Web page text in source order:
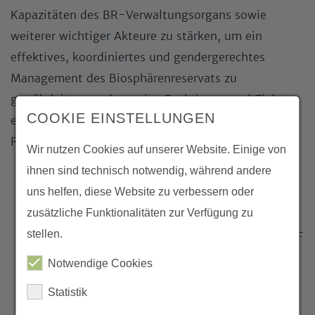
Kapazitäten des BR-Verwaltungsorgans sowie
weiterer wichtiger Akteure zu stärken, um ein
effektives, koordiniertes und gendergerechtes
Management des Biosphärenreservats zu
gewährleisten und so seine Funktionen und Ziele zu
erfüllen, die zur nachhaltigen Entwicklung der
Region beitragen.
Im Rahmen des Projekts wurden bedeutende
konkrete Ergebnisse erzielt:
Entwicklung und Durchführung eines
umfassenden Schulungskonzepts durch die MSF
mit Fachworkshops für lokale Akteur*innen zur
Managementstrukturen
COOKIE EINSTELLUNGEN
Wir nutzen Cookies auf unserer Website. Einige von
ihnen sind technisch notwendig, während andere
uns helfen, diese Website zu verbessern oder
zusätzliche Funktionalitäten zur Verfügung zu
stellen.
Notwendige Cookies
Statistik